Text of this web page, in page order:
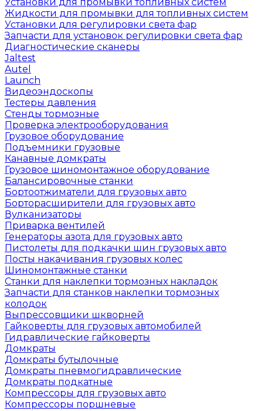
Жидкости для промывки для топливных систем
Установки для регулировки света фар
Запчасти для установок регулировки света фар
Диагностические сканеры
Jaltest
Autel
Launch
Видеоэндоскопы
Тестеры давления
Стенды тормозные
Проверка электрооборудования
Грузовое оборудование
Подъемники грузовые
Канавные домкраты
Грузовое шиномонтажное оборудование
Балансировочные станки
Бортоотжиматели для грузовых авто
Борторасширители для грузовых авто
Вулканизаторы
Приварка вентилей
Генераторы азота для грузовых авто
Пистолеты для подкачки шин грузовых авто
Посты накачивания грузовых колес
Шиномонтажные станки
Станки для наклепки тормозных накладок
Запчасти для станков наклепки тормозных
колодок
Выпрессовщики шкворней
Гайковерты для грузовых автомобилей
Гидравлические гайковерты
Домкраты
Домкраты бутылочные
Домкраты пневмогидравлические
Домкраты подкатные
Компрессоры для грузовых авто
Компрессоры поршневые